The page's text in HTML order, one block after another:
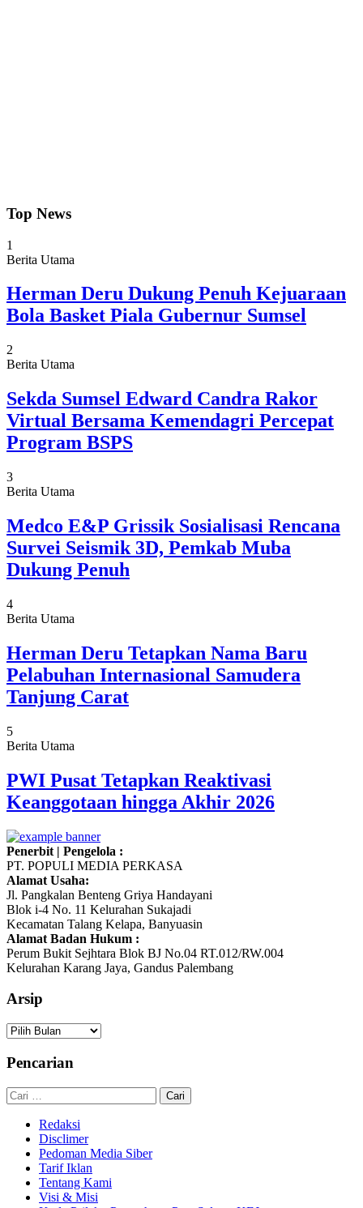
Top News
1
Berita Utama
Herman Deru Dukung Penuh Kejuaraan
Bola Basket Piala Gubernur Sumsel
2
Berita Utama
Sekda Sumsel Edward Candra Rakor
Virtual Bersama Kemendagri Percepat
Program BSPS
3
Berita Utama
Medco E&P Grissik Sosialisasi Rencana
Survei Seismik 3D, Pemkab Muba
Dukung Penuh
4
Berita Utama
Herman Deru Tetapkan Nama Baru
Pelabuhan Internasional Samudera
Tanjung Carat
5
Berita Utama
PWI Pusat Tetapkan Reaktivasi
Keanggotaan hingga Akhir 2026
Penerbit | Pengelola :
PT. POPULI MEDIA PERKASA
Alamat Usaha:
Jl. Pangkalan Benteng Griya Handayani
Blok i-4 No. 11 Kelurahan Sukajadi
Kecamatan Talang Kelapa, Banyuasin
Alamat Badan Hukum :
Perum Bukit Sejhtara Blok BJ No.04 RT.012/RW.004
Kelurahan Karang Jaya, Gandus Palembang
Arsip
Arsip
Pencarian
Cari
untuk:
Redaksi
Disclimer
Pedoman Media Siber
Tarif Iklan
Tentang Kami
Visi & Misi